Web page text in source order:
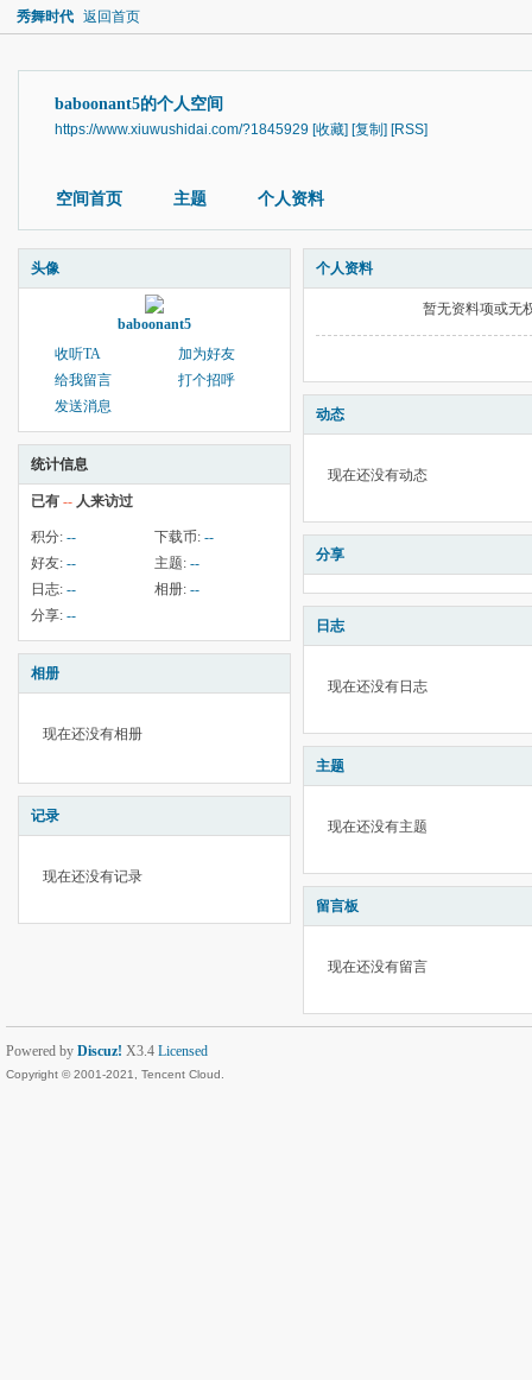
秀舞时代 返回首页
baboonant5的个人空间
https://www.xiuwushidai.com/?1845929 [收藏] [复制] [RSS]
空间首页 主题 个人资料
头像
baboonant5
收听TA
加为好友
给我留言
打个招呼
发送消息
统计信息
已有 -- 人来访过
积分: -- 下载币: --
好友: -- 主题: --
日志: -- 相册: --
分享: --
相册
现在还没有相册
记录
现在还没有记录
个人资料
暂无资料项或无
动态
现在还没有动态
分享
日志
现在还没有日志
主题
现在还没有主题
留言板
现在还没有留言
Powered by Discuz! X3.4 Licensed
Copyright © 2001-2021, Tencent Cloud.